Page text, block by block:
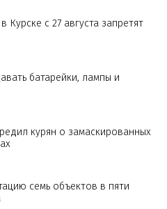
с 27 августа запретят
батарейки, лампы и
курян о замаскированных
семь объектов в пяти